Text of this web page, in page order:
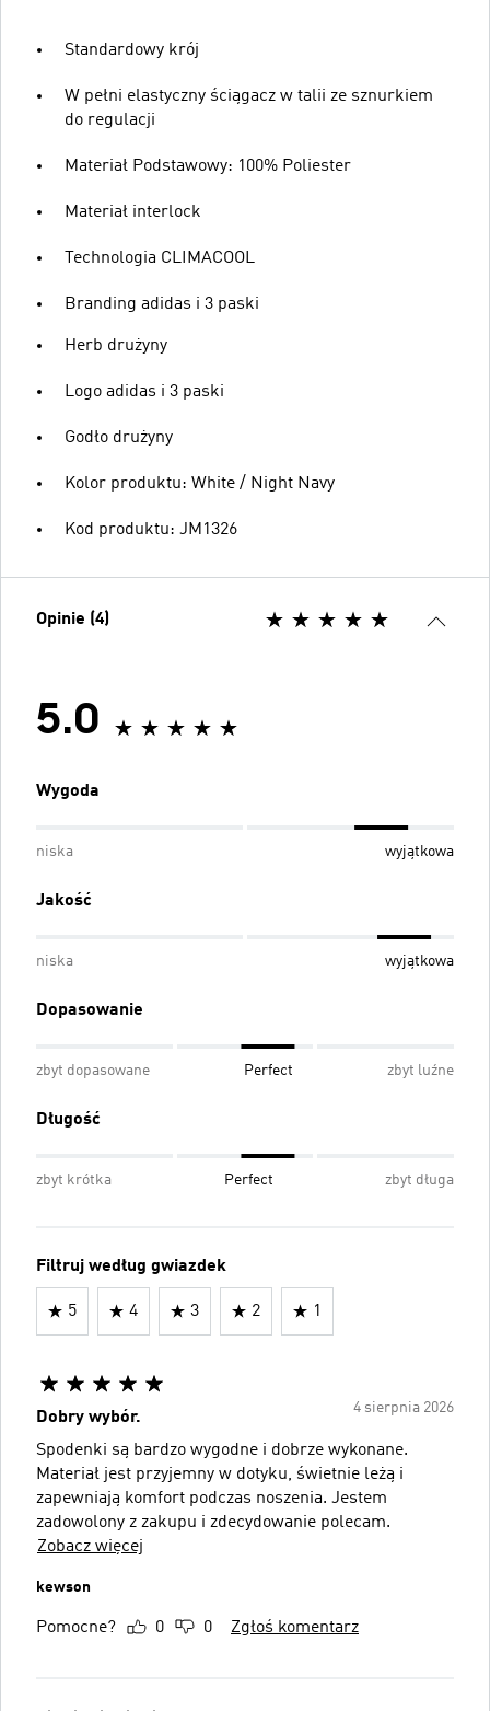
Standardowy krój
W pełni elastyczny ściągacz w talii ze sznurkiem
do regulacji
Materiał Podstawowy: 100% Poliester
Materiał interlock
Technologia CLIMACOOL
Branding adidas i 3 paski
Herb drużyny
Logo adidas i 3 paski
Godło drużyny
Kolor produktu: White / Night Navy
Kod produktu: JM1326
Opinie (4)
5.0
Wygoda
niska wyjątkowa
Jakość
niska wyjątkowa
Dopasowanie
zbyt dopasowane Perfect zbyt luźne
Długość
zbyt krótka Perfect zbyt długa
Filtruj według gwiazdek
5 4 3 2 1
4 sierpnia 2026
Dobry wybór.
Spodenki są bardzo wygodne i dobrze wykonane.
Materiał jest przyjemny w dotyku, świetnie leżą i
zapewniają komfort podczas noszenia. Jestem
zadowolony z zakupu i zdecydowanie polecam.
Zobacz więcej
kewson
Pomocne? 0 0 Zgłoś komentarz